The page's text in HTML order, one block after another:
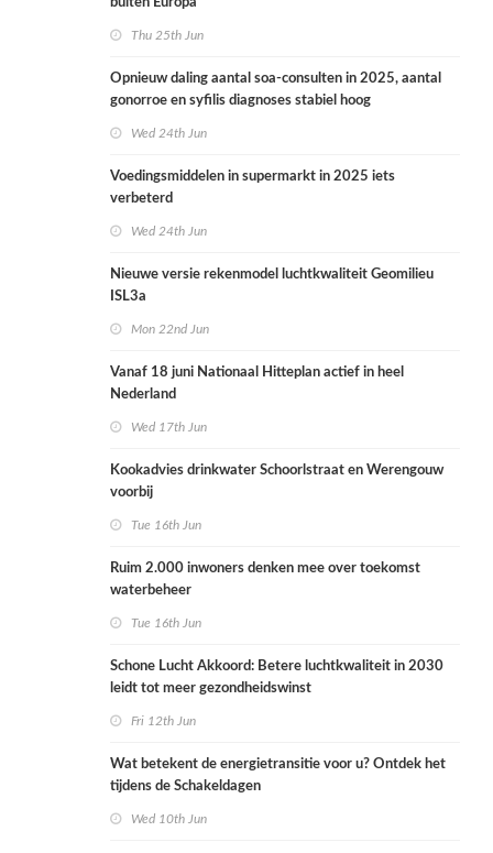
Thu 25th Jun
Opnieuw daling aantal soa-consulten in 2025, aantal
gonorroe en syfilis diagnoses stabiel hoog
Wed 24th Jun
Voedingsmiddelen in supermarkt in 2025 iets
verbeterd
Wed 24th Jun
Nieuwe versie rekenmodel luchtkwaliteit Geomilieu
ISL3a
Mon 22nd Jun
Vanaf 18 juni Nationaal Hitteplan actief in heel
Nederland
Wed 17th Jun
Kookadvies drinkwater Schoorlstraat en Werengouw
voorbij
Tue 16th Jun
Ruim 2.000 inwoners denken mee over toekomst
waterbeheer
Tue 16th Jun
Schone Lucht Akkoord: Betere luchtkwaliteit in 2030
leidt tot meer gezondheidswinst
Fri 12th Jun
Wat betekent de energietransitie voor u? Ontdek het
tijdens de Schakeldagen
Wed 10th Jun